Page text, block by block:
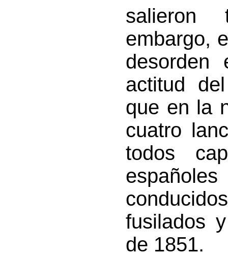
salieron
embargo,
desorden
actitud
que en la
cuatro
todos
fusilados
de 1851.